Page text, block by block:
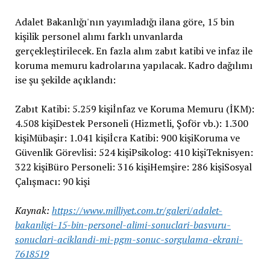
Adalet Bakanlığı'nın yayımladığı ilana göre, 15 bin
kişilik personel alımı farklı unvanlarda
gerçekleştirilecek. En fazla alım zabıt katibi ve infaz ile
koruma memuru kadrolarına yapılacak. Kadro dağılımı
ise şu şekilde açıklandı:
Zabıt Katibi: 5.259 kişiİnfaz ve Koruma Memuru (İKM):
4.508 kişiDestek Personeli (Hizmetli, Şoför vb.): 1.300
kişiMübaşir: 1.041 kişiİcra Katibi: 900 kişiKoruma ve
Güvenlik Görevlisi: 524 kişiPsikolog: 410 kişiTeknisyen:
322 kişiBüro Personeli: 316 kişiHemşire: 286 kişiSosyal
Çalışmacı: 90 kişi
Kaynak: https://www.milliyet.com.tr/galeri/adalet-
bakanligi-15-bin-personel-alimi-sonuclari-basvuru-
sonuclari-aciklandi-mi-pgm-sonuc-sorgulama-ekrani-
7618519